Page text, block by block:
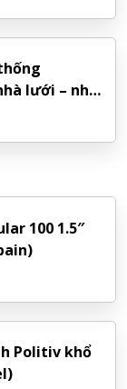
lưới – nhà
100 1.5″
Politiv khổ